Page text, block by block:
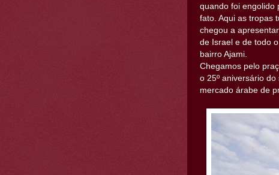
quando foi engolido
fato. Aqui as tropas
chegou a
de Israel e de todo
bairro Ajami.
Chegamos pelo
o 25º aniversário
mercado árabe de